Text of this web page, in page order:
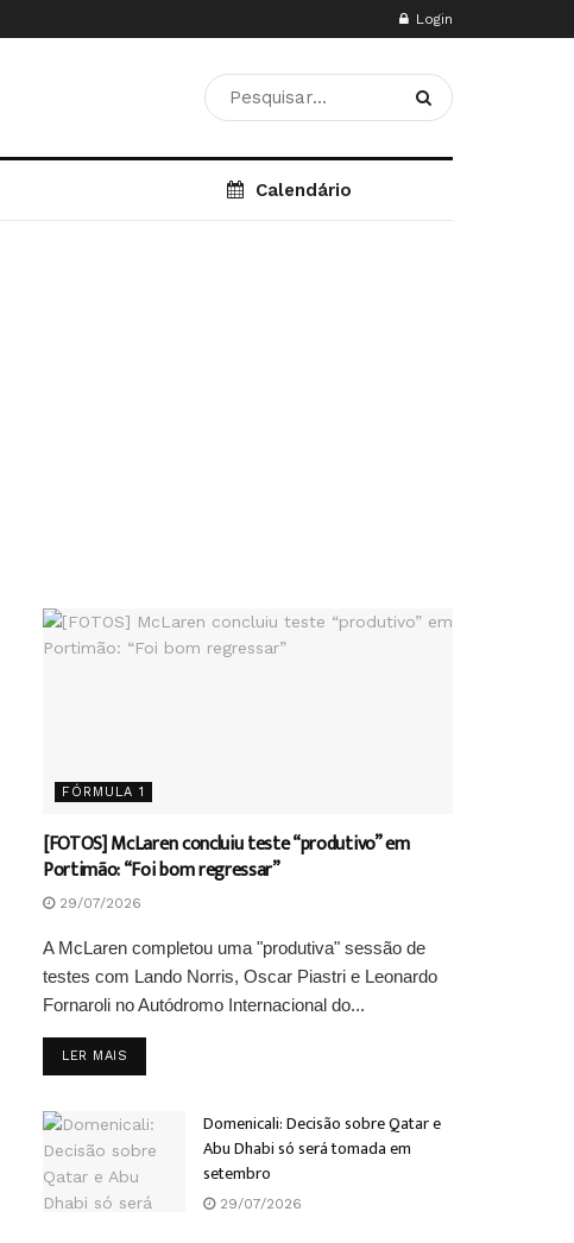
Login
Calendário
FÓRMULA 1
[FOTOS] McLaren concluiu teste “produtivo” em
Portimão: “Foi bom regressar”
29/07/2026
A McLaren completou uma "produtiva" sessão de
testes com Lando Norris, Oscar Piastri e Leonardo
Fornaroli no Autódromo Internacional do...
LER MAIS
Domenicali: Decisão sobre Qatar e
Abu Dhabi só será tomada em
setembro
29/07/2026